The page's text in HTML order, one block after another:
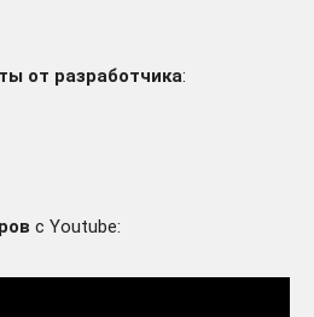
от разработчика:
с Youtube: